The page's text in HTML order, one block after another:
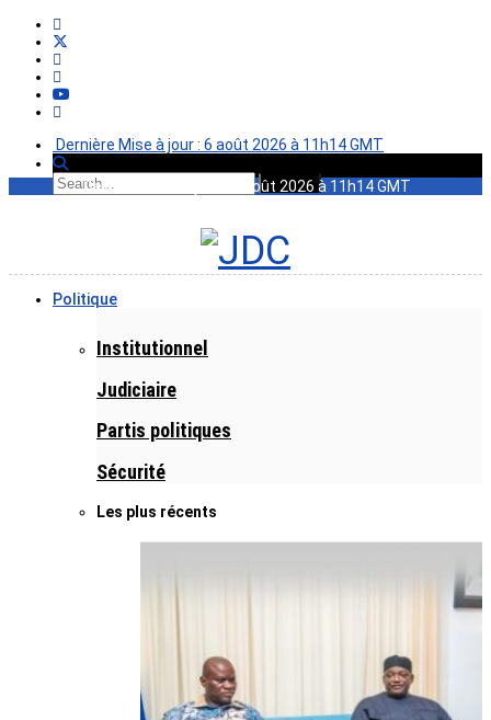
Dernière Mise à jour : 6 août 2026 à 11h14 GMT
Dernière Mise à jour : 6 août 2026 à 11h14 GMT
Politique
Institutionnel
Judiciaire
Partis politiques
Sécurité
Les plus récents